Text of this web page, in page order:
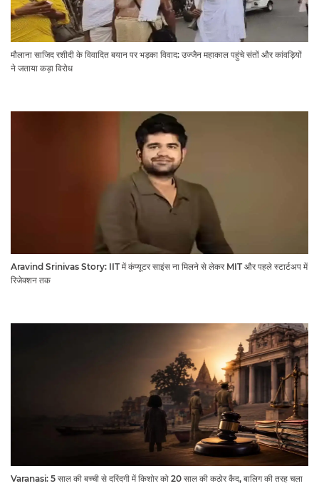
मौलाना साजिद रशीदी के विवादित बयान पर भड़का विवाद: उज्जैन महाकाल पहुंचे संतों और कांवड़ियों
ने जताया कड़ा विरोध
Aravind Srinivas Story: IIT में कंप्यूटर साइंस ना मिलने से लेकर MIT और पहले स्टार्टअप में
रिजेक्शन तक
Varanasi: 5 साल की बच्ची से दरिंदगी में किशोर को 20 साल की कठोर कैद, बालिग की तरह चला